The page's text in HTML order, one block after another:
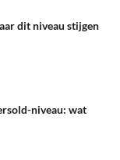
dit niveau stijgen
niveau: wat